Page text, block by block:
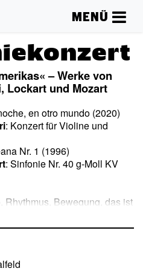
MENÜ
– Werke von
Lockart und Mozart
en otro mundo (2020)
: Konzert für Violine und
Nr. 1 (1996)
: Sinfonie Nr. 40 g-Moll KV
Rhythmus, Bewegung, das ist
viel mehr. Die
Angélica Negrón eröffnet mit
eine schillernde
lassen eine andere